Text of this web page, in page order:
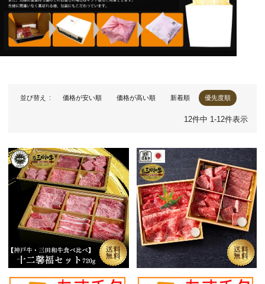
並び替え 価格が安い順 価格が高い順 新着順 優先度順
12件中 1-12件表示